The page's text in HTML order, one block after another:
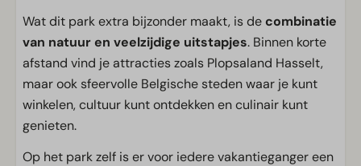
Wat dit park extra bijzonder maakt, is decombinatie
van natuur en veelzijdige uitstapjes. Binnen korte
afstand vind je attracties zoals Plopsaland Hasselt,
maar ook sfeervolle Belgische steden waar je kunt
winkelen, cultuur kunt ontdekken en culinair kunt
genieten.
Op het park zelf is er voor iedere vakantieganger een